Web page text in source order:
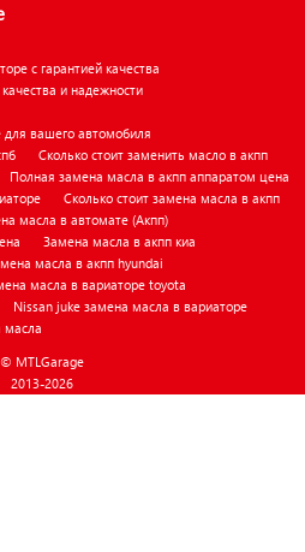
с гарантией качества
и надежности
вашего автомобиля
Сколько стоит заменить масло в акпп
Полная замена масла в акпп аппаратом цена
Сколько стоит замена масла в акпп
масла в автомате (Акпп)
Замена масла в акпп киа
масла в акпп hyundai
масла в вариаторе toyota
Nissan juke замена масла в вариаторе
масла
© MTLGarage
2013-2026